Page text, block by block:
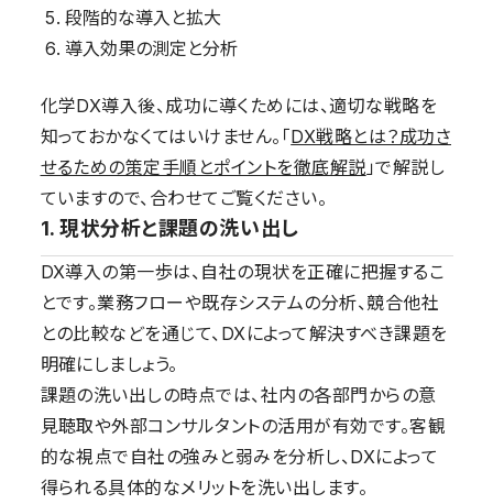
段階的な導入と拡大
導入効果の測定と分析
化学DX導入後、成功に導くためには、適切な戦略を
知っておかなくてはいけません。「DX戦略とは？成功さ
せるための策定手順とポイントを徹底解説 」で解説し
ていますので、合わせてご覧ください。
1. 現状分析と課題の洗い出し
DX導入の第一歩は、自社の現状を正確に把握するこ
とです。業務フローや既存システムの分析、競合他社
との比較などを通じて、DXによって解決すべき課題を
明確にしましょう。
課題の洗い出しの時点では、社内の各部門からの意
見聴取や外部コンサルタントの活用が有効です。客観
的な視点で自社の強みと弱みを分析し、DXによって
得られる具体的なメリットを洗い出します。